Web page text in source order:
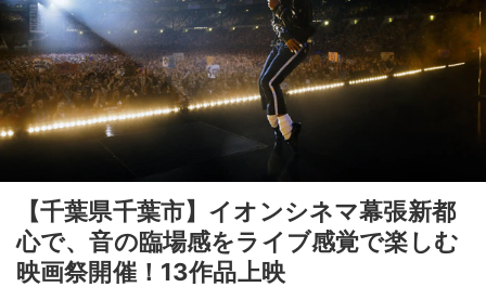
【千葉県千葉市】イオンシネマ幕張新都
心で、音の臨場感をライブ感覚で楽しむ
映画祭開催！13作品上映